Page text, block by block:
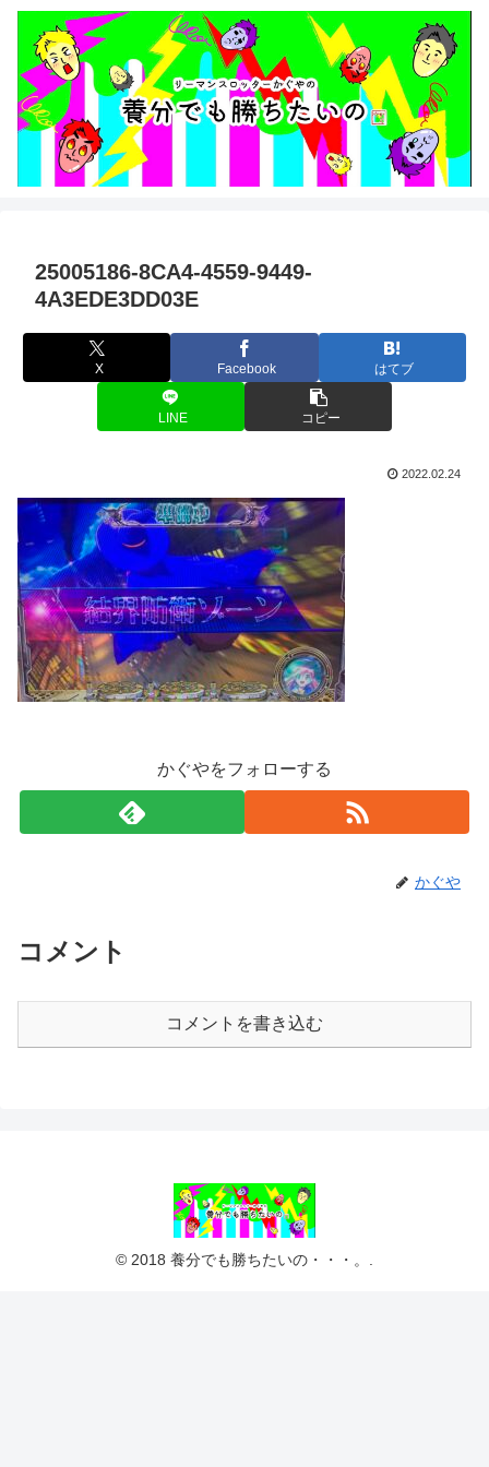
25005186-8CA4-4559-9449-
4A3EDE3DD03E
X Facebook はてブ
LINE コピー
2022.02.24
かぐやをフォローする
かぐや
コメント
コメントを書き込む
© 2018 養分でも勝ちたいの・・・。.